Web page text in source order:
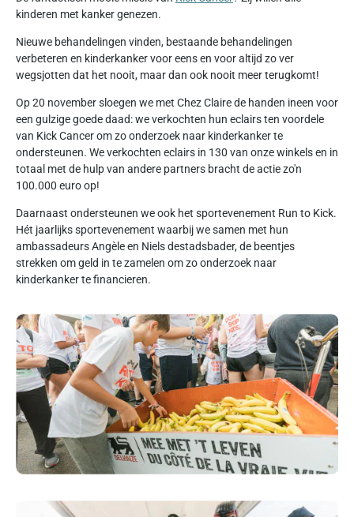
kinderen met kanker genezen.
Nieuwe behandelingen vinden, bestaande behandelingen
verbeteren en kinderkanker voor eens en voor altijd zo ver
wegsjotten dat het nooit, maar dan ook nooit meer terugkomt!
Op 20 november sloegen we met Chez Claire de handen ineen voor
een gulzige goede daad: we verkochten hun eclairs ten voordele
van Kick Cancer om zo onderzoek naar kinderkanker te
ondersteunen. We verkochten eclairs in 130 van onze winkels en in
totaal met de hulp van andere partners bracht de actie zo'n
100.000 euro op!
Daarnaast ondersteunen we ook het sportevenement Run to Kick.
Hét jaarlijks sportevenement waarbij we samen met hun
ambassadeurs Angèle en Niels destadsbader, de beentjes
strekken om geld in te zamelen om zo onderzoek naar
kinderkanker te financieren.